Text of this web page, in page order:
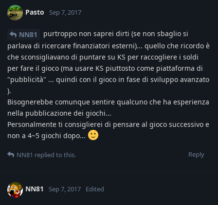
Pasto Sep 7, 2017
NN81
purtroppo non saprei dirti (se non sbaglio si
parlava di ricercare finanziatori esterni)... quello che ricordo è
che sconsigliavano di puntare su KS per raccogliere i soldi
per fare il gioco (ma usare KS piuttosto come piattaforma di
"pubblicità" ... quindi con il gioco in fase di sviluppo avanzato
).
Bisognerebbe comunque sentire qualcuno che ha esperienza
nella pubblicazione dei giochi...
Personalmente ti consiglierei di pensare al gioco successivo e
non a 4~5 giochi dopo...
Reply
NN81 replied to this.
NN81 Sep 7, 2017 Edited